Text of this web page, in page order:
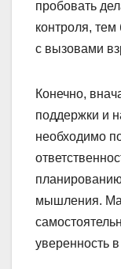
пробовать
контроля, тем
с вызовами
Конечно,
поддержки и
необходимо
мышления.
уверенность